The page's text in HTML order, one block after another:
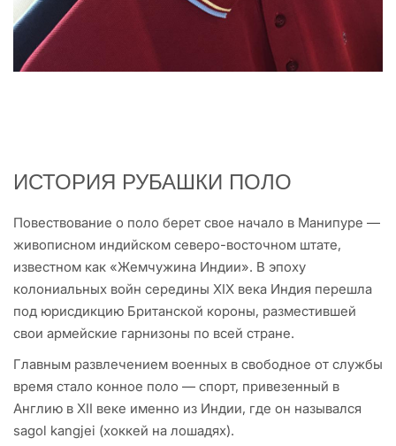
ИСТОРИЯ РУБАШКИ ПОЛО
Повествование о поло берет свое начало в Манипуре —
живописном индийском северо-восточном штате,
известном как «Жемчужина Индии». В эпоху
колониальных войн середины XIX века Индия перешла
под юрисдикцию Британской короны, разместившей
свои армейские гарнизоны по всей стране.
Главным развлечением военных в свободное от службы
время стало конное поло — спорт, привезенный в
Англию в XII веке именно из Индии, где он назывался
sagol kangjei (хоккей на лошадях).